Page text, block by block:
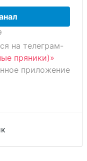
на телеграм-
пряники)»
приложение